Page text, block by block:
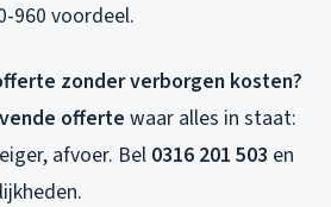
960 voordeel.
zonder verborgen kosten?
offerte waar alles in staat:
afvoer. Bel 0316 201 503 en